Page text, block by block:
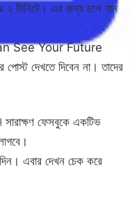
২ মিনিটে। এর জন্য চলে যান
Can See Your Future
দেখতে দিবেন না। তাদের
ফেসবুকে একটিভ
এবার দেখন চেক করে